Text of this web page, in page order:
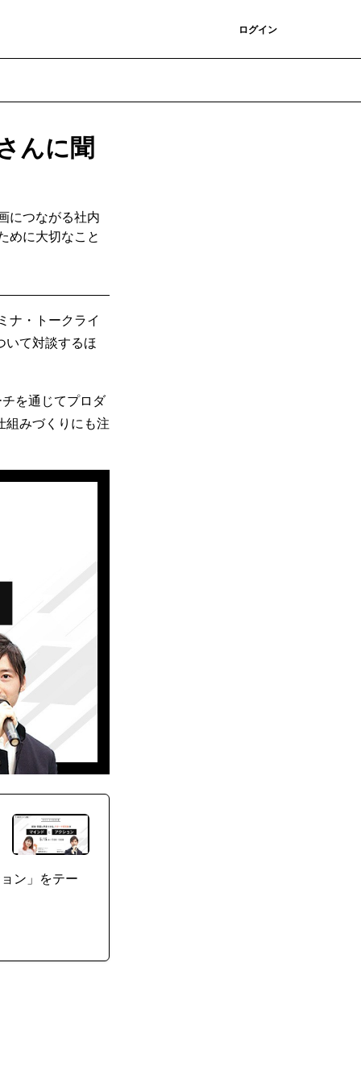
ログイン
んに聞
につながる社内
めに大切なこと
ナ・トークライ
いて対談するほ
を通じてプロダ
組みづくりにも注
ン」をテー